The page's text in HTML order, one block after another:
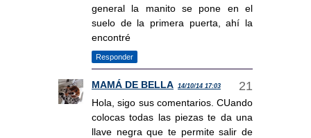
general la manito se pone en el
suelo de la primera puerta, ahí la
encontré
Responder
MAMÁ DE BELLA 14/10/14 17:03
Hola, sigo sus comentarios. CUando
colocas todas las piezas te da una
llave negra que te permite salir de